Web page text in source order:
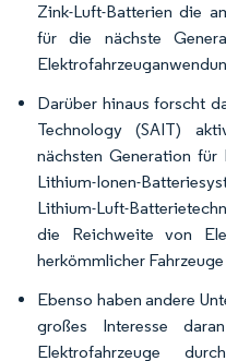
Zink-Luft-Batterien die
für die nächste
Darüber hinaus forscht
Technology (SAIT)
nächsten Generation für
Lithium-Ionen-
Lithium-Luft-
die Reichweite von
herkömmlicher
Ebenso haben andere
großes Interesse
Elektrofahrzeuge